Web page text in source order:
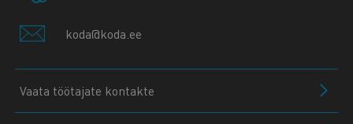
koda@koda.ee
Vaata töötajate kontakte